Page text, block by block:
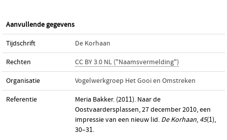
Aanvullende gegevens
Tijdschrift De Korhaan
Rechten CC BY 3.0 NL ("Naamsvermelding")
Organisatie Vogelwerkgroep Het Gooi en Omstreken
Referentie
Meria Bakker. (2011). Naar de
Oostvaardersplassen, 27 december 2010, een
impressie van een nieuw lid. De Korhaan, 45(1),
30–31.